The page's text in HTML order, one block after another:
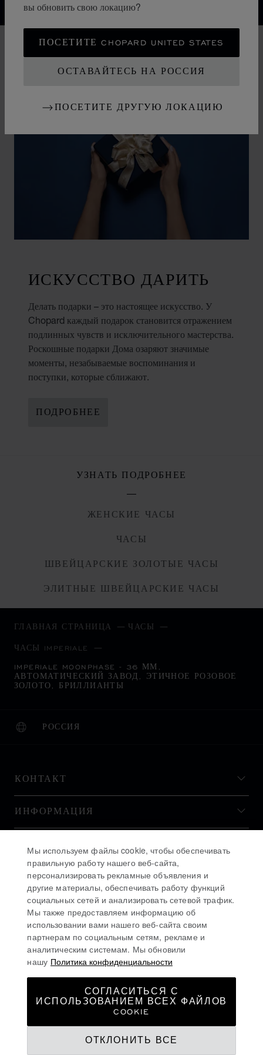
вы обновить свою локацию?
ПОСЕТИТЕ CHOPARD UNITED STATES
ОСТАВАЙТЕСЬ НА РОССИЯ
ПОСЕТИТЕ ДРУГУЮ ЛОКАЦИЮ
ИСКУССТВО ДАРИТЬ
Делать подарки – это настоящее искусство. У
Chopard каждый подарок становится отражением
подлинных чувств и исключительного мастерства.
Роскошные подарки Дома озаряют значимые
моменты, незабываемые воспоминания и
поступки, которые сближают.
ПОДРОБНЕЕ
УЗНАТЬ ПОДРОБНЕЕ
ЖЕНСКИЕ ЧАСЫ
ЧАСЫ
ШВЕЙЦАРСКИЕ ЗОЛОТЫЕ ЧАСЫ
ЭЛИТНЫЕ ШВЕЙЦАРСКИЕ ЧАСЫ
ГЛАВНАЯ СТРАНИЦА ЧАСЫ
ЧАСЫ IMPERIALE
IMPERIALE MOONPHASE - 36 ММ,
АВТОМАТИЧЕСКИЙ ЗАВОД, ЭТИЧНОЕ РОЗОВОЕ
ЗОЛОТО, БРИЛЛИАНТЫ
РОССИЯ
ЛОКАЛИЗАЦИЯ (ИЗМЕНИТЬ СТРАНУ)
ИЗМЕНИТЬ СТРАНУ
КОНТАКТ
ИНФОРМАЦИЯ
ОСТАВАЙТЕСЬ В КУРСЕ
ПОЛИТИКА КОНФИДЕНЦИАЛЬНОСТИ
ПОЛИТИКА ИСПОЛЬЗОВАНИЯ ФАЙЛОВ COOKIE
Мы используем файлы cookie, чтобы обеспечивать
правильную работу нашего веб-сайта,
персонализировать рекламные объявления и
другие материалы, обеспечивать работу функций
социальных сетей и анализировать сетевой трафик.
Мы также предоставляем информацию об
использовании вами нашего веб-сайта своим
партнерам по социальным сетям, рекламе и
аналитическим системам. Мы обновили
нашу Политика конфиденциальности
ОТКЛОНИТЬ ВСЕ
СОГЛАСИТЬСЯ С
ИСПОЛЬЗОВАНИЕМ ВСЕХ ФАЙЛОВ
COOKIE